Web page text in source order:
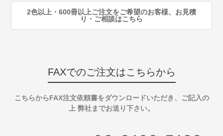
2色以上・600冊以上ご注文をご希望のお客様、お見積
り・ご相談はこちら
FAXでのご注文はこちらから
こちらからFAX注文依頼書をダウンロードいただき、ご記入の
上 弊社までお送り下さい。